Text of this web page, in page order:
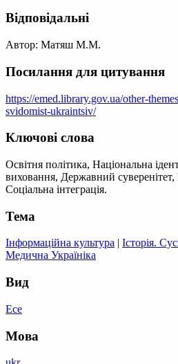
Відповідальні
Автор: Матяш М.М.
Посилання для цитування
https://emed.library.gov.ua/other-
svidomist-ukraintsiv/
Ключові слова
Освітня політика, Національна
виховання, Державний суверенітет,
Соціальна інтеграція.
Тема
Інформаційна культура | Історія.
Медична Україніка
Вид
Есе
Мова